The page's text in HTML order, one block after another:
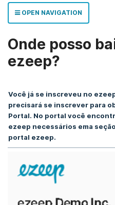
OPEN NAVIGATION
Onde posso
ezeep?
Você já se inscreveu no
precisará se inscrever para
Portal. No portal você
ezeep necessários emAbrir
a
portal ezeep.